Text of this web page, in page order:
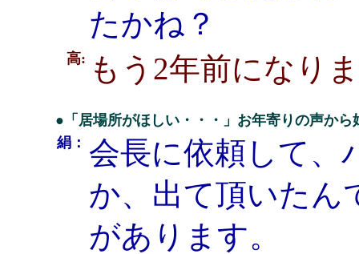
たかね？
高: もう2年前になり
●「居場所がほしい・・・」お年寄りの声から
絹： 会長に依頼して、
か、出て頂いたん
があります。